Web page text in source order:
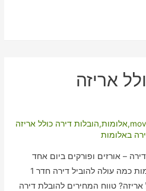
אריזה
,אלומות,הובלות דירה כולל אריזה
באלומות
– אורזים ופורקים ביום אחד
מחיר הובלה ואריזה דירה באלומות כמה עולה להוביל דירה חדר 1
טווח המחירים להובלת דירה